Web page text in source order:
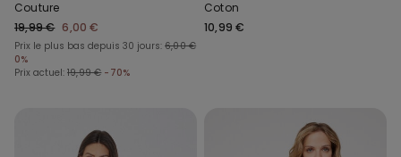
Couture
19,99 € 6,00 €
Prix le plus bas depuis 30 jours: 6,00 €
0%
Prix actuel: 19,99 € -70%
Coton
10,99 €